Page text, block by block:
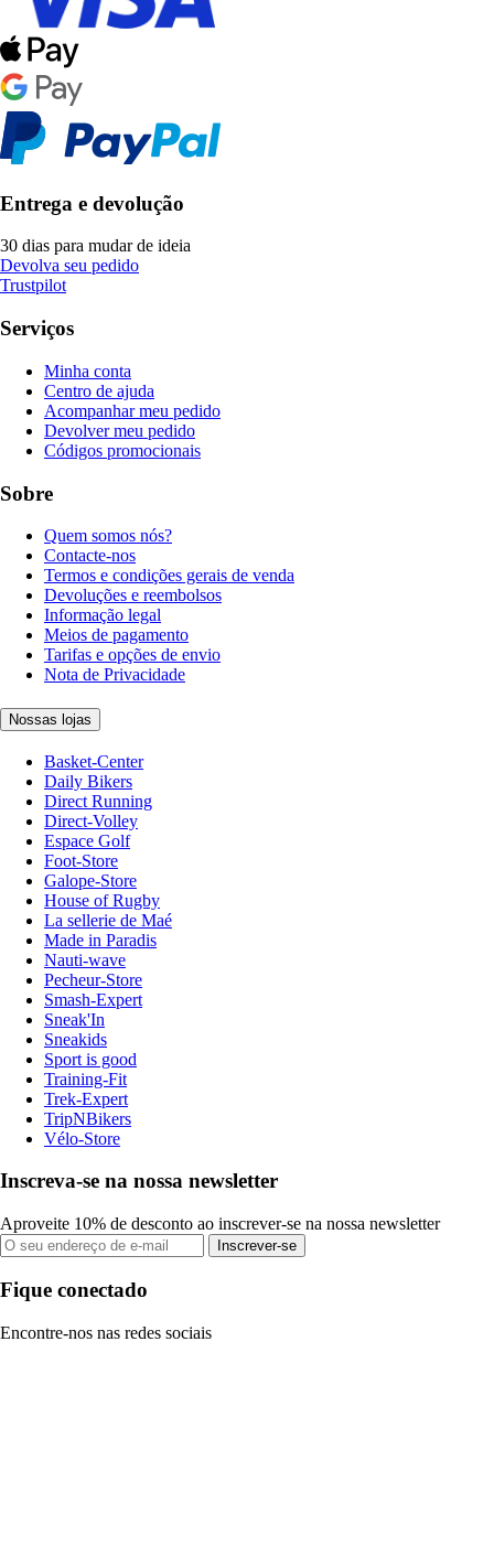
Entrega e devolução
30 dias para mudar de ideia
Devolva seu pedido
Trustpilot
Serviços
Minha conta
Centro de ajuda
Acompanhar meu pedido
Devolver meu pedido
Códigos promocionais
Sobre
Quem somos nós?
Contacte-nos
Termos e condições gerais de venda
Devoluções e reembolsos
Informação legal
Meios de pagamento
Tarifas e opções de envio
Nota de Privacidade
Nossas lojas
Basket-Center
Daily Bikers
Direct Running
Direct-Volley
Espace Golf
Foot-Store
Galope-Store
House of Rugby
La sellerie de Maé
Made in Paradis
Nauti-wave
Pecheur-Store
Smash-Expert
Sneak'In
Sneakids
Sport is good
Training-Fit
Trek-Expert
TripNBikers
Vélo-Store
Inscreva-se na nossa newsletter
Aproveite 10% de desconto ao inscrever-se na nossa newsletter
Inscrever-se
Fique conectado
Encontre-nos nas redes sociais